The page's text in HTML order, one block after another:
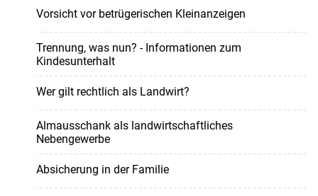
Vorsicht vor betrügerischen Kleinanzeigen
Trennung, was nun? - Informationen zum
Kindesunterhalt
Wer gilt rechtlich als Landwirt?
Almausschank als landwirtschaftliches
Nebengewerbe
Absicherung in der Familie